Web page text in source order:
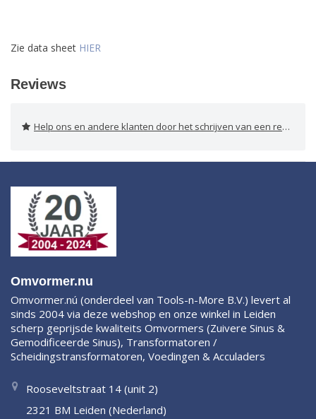
Zie data sheet HIER
Reviews
Help ons en andere klanten door het schrijven van een review
Omvormer.nu
Omvormer.nú (onderdeel van Tools-n-More B.V.) levert al
sinds 2004 via deze webshop en onze winkel in Leiden
scherp geprijsde kwaliteits Omvormers (Zuivere Sinus &
Gemodificeerde Sinus), Transformatoren /
Scheidingstransformatoren, Voedingen & Acculaders
Rooseveltstraat 14 (unit 2)
2321 BM Leiden (Nederland)